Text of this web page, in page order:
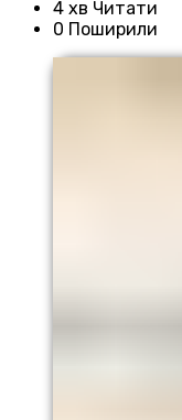
4 хв Читати
0 Поширили